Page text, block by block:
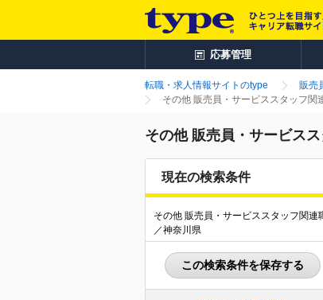
応募管理
転職・求人情報サイトのtype 販売
その他 販売員・サービススタッフ
その他 販売員・サービス
現在の検索条件
その他 販売員・サービススタッフ関連
／神奈川県
この検索条件を保存する